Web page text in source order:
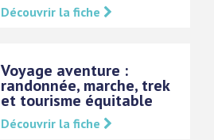
Découvrir la fiche
Voyage aventure :
randonnée, marche, trek
et tourisme équitable
Découvrir la fiche